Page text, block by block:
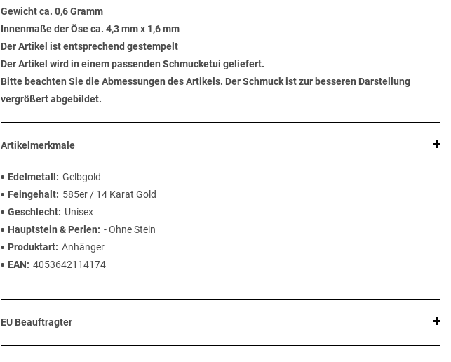
Gewicht ca. 0,6 Gramm
Innenmaße der Öse ca. 4,3 mm x 1,6 mm
Der Artikel ist entsprechend gestempelt
Der Artikel wird in einem passenden Schmucketui geliefert.
Bitte beachten Sie die Abmessungen des Artikels. Der Schmuck ist zur besseren Darstellung
vergrößert abgebildet.
Artikelmerkmale
Edelmetall
Gelbgold
Feingehalt
585er / 14 Karat Gold
Geschlecht
Unisex
Hauptstein & Perlen
- Ohne Stein
Produktart Anhänger
EAN
4053642114174
EU Beauftragter